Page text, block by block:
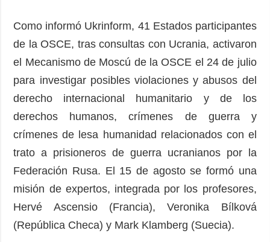
Como informó Ukrinform, 41 Estados participantes
de la OSCE, tras consultas con Ucrania, activaron
el Mecanismo de Moscú de la OSCE el 24 de julio
para investigar posibles violaciones y abusos del
derecho internacional humanitario y de los
derechos humanos, crímenes de guerra y
crímenes de lesa humanidad relacionados con el
trato a prisioneros de guerra ucranianos por la
Federación Rusa. El 15 de agosto se formó una
misión de expertos, integrada por los profesores,
Hervé Ascensio (Francia), Veronika Bílková
(República Checa) y Mark Klamberg (Suecia).